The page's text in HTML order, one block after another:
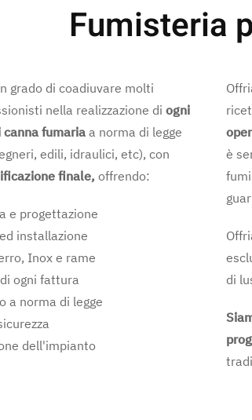
Fumisteria
grado di coadiuvare molti
nella realizzazione di ogni
canna fumaria a norma di legge
edili, idraulici, etc), con
finale, offrendo:
e progettazione
installazione
Inox e rame
ogni fattura
a norma di legge
dell'impianto
è
di